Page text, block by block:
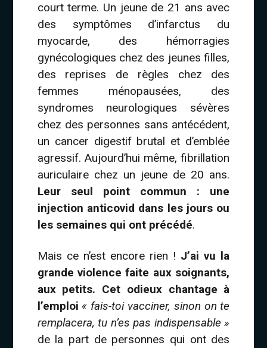
court terme. Un jeune de 21 ans avec
des symptômes d’infarctus du
myocarde, des hémorragies
gynécologiques chez des jeunes filles,
des reprises de règles chez des
femmes ménopausées, des
syndromes neurologiques sévères
chez des personnes sans antécédent,
un cancer digestif brutal et d’emblée
agressif. Aujourd’hui même, fibrillation
auriculaire chez un jeune de 20 ans.
Leur seul point commun : une
injection anticovid dans les jours ou
les semaines qui ont précédé.
Mais ce n’est encore rien ! J’ai vu la
grande violence faite aux soignants,
aux petits. Cet odieux chantage à
l’emploi « fais-toi vacciner, sinon on te
remplacera, tu n’es pas indispensable »
de la part de personnes qui ont des